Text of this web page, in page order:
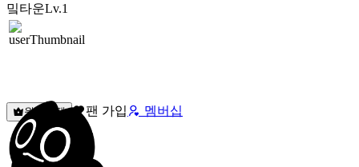
밐타운Lv.1
원픽선택 팬 가입 멤버십
밐타운
피드